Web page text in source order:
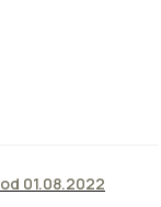
od 01.08.2022